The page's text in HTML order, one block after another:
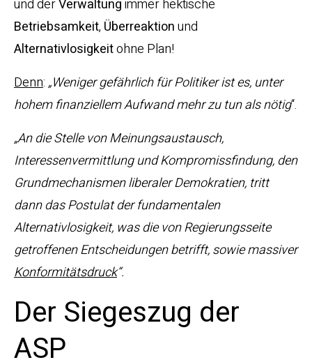
und derVerwaltungimmer hektische
Betriebsamkeit, Überreaktionund
Alternativlosigkeitohne Plan!
Denn:„Weniger gefährlich für Politiker ist es, unter
hohem finanziellem Aufwand mehr zu tun als nötig“.
„An die Stelle von Meinungsaustausch,
Interessenvermittlung und Kompromissfindung, den
Grundmechanismen liberaler Demokratien, tritt
dann das Postulat der fundamentalen
Alternativlosigkeit, was die von Regierungsseite
getroffenen Entscheidungen betrifft, sowie massiver
Konformitätsdruck“.
Der Siegeszug der
ASP